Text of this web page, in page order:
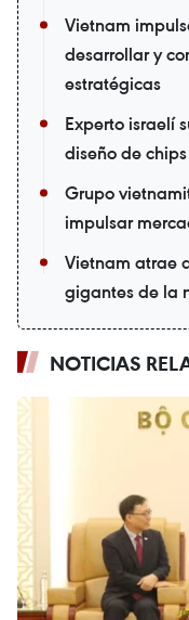
Vietnam
desarrollar y
estratégicas
Experto israelí
diseño de
Grupo
impulsar
Vietnam atrae
gigantes de la
NOTICIAS